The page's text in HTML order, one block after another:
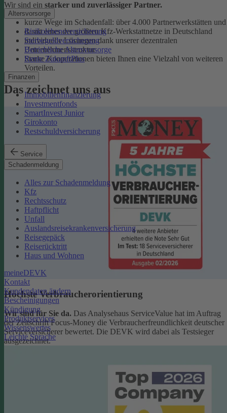
Altersvorsorge
Risikolebensversicherung
Sterbegeldversicherung
Betriebliche Altersvorsorge
Rente ZukunftPlus
Finanzen
Immobilienfinanzierung
Investmentfonds
SmartInvest Junior
Girokonto
Restschuldversicherung
Service
Schadenmeldung
Alles zur Schadenmeldung
Kfz
Rechtsschutz
Haftpflicht
Unfall
Auslandsreisekrankenversicherung
Reisegepäck
Reiserücktritt
Haus und Wohnen
meineDEVK
Kontakt
Kundendaten ändern
Bescheinigungen
Kündigung
Produktservices
Wissenswertes
Leichte Sprache
Wir sind ein starker und zuverlässiger Partner.
kurze Wege im Schadenfall: über 4.000 Partnerwerkstätten und
damit eines der größten Kfz-Werkstattnetze in Deutschland
individuelle Lösungen dank unserer dezentralen
Unternehmensstruktur
Starke Kooperationen bieten Ihnen eine Vielzahl von weiteren
Vorteilen.
Das zeichnet uns aus
Höchste Verbraucherorientierung
Wir sind für Sie da. Das Analysehaus ServiceValue hat im Auftrag
der Zeitschrift Focus-Money die Verbraucherfreundlichkeit deutscher
Serviceversicherer bewertet. Die DEVK wird dabei als Testsieger
ausgezeichnet.